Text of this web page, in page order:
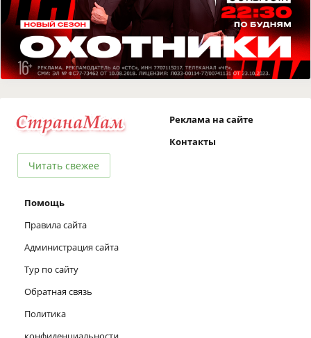
Читать свежее
Реклама на сайте
Контакты
Помощь
Правила сайта
Администрация сайта
Тур по сайту
Обратная связь
Политика